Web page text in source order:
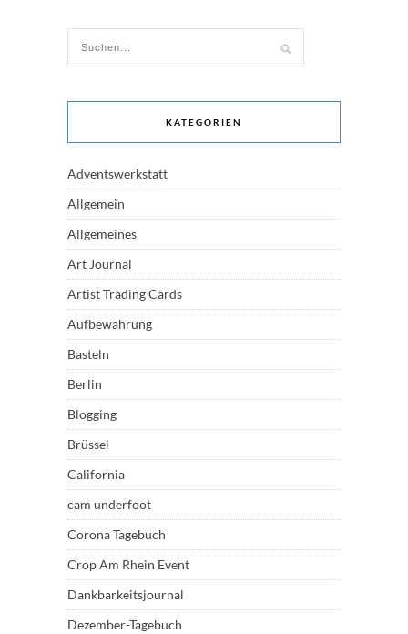
KATEGORIEN
Adventswerkstatt
Allgemein
Allgemeines
Art Journal
Artist Trading Cards
Aufbewahrung
Basteln
Berlin
Blogging
Brüssel
California
cam underfoot
Corona Tagebuch
Crop Am Rhein Event
Dankbarkeitsjournal
Dezember-Tagebuch